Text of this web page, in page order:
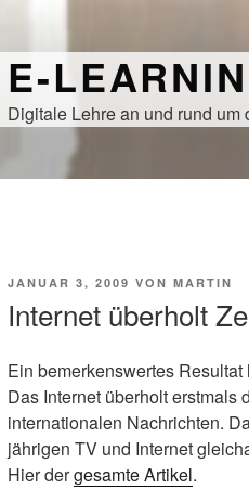
E-
Digitale Lehre an und rund
VERÖFFENTLICHT
JANUAR 3, 2009 VON MARTIN
Internet überholt
Ein bemerkenswertes
Das Internet überholt erstmals
internationalen Nachrichten.
jährigen TV und Internet
Hier dergesamte Artikel.